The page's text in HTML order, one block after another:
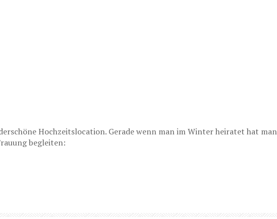
Hochzeitslocation. Gerade wenn man im Winter heiratet hat
begleiten: